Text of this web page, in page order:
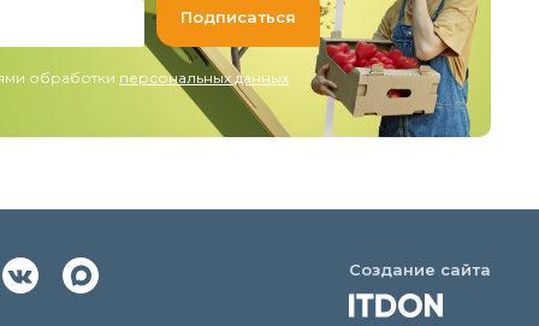
обработки персональных данных
Создание сайта